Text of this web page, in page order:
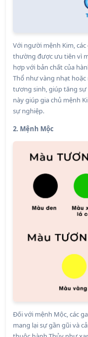
Với người mệnh Kim,
thường được ưu tiên vì
hợp với bản chất của
Thổ như vàng nhạt
tương sinh, giúp tăng
này giúp gia chủ mệnh
sự nghiệp.
2. Mệnh Mộc
Đối với mệnh Mộc, các
mang lại sự gần gũi và